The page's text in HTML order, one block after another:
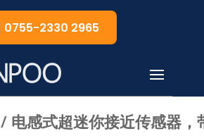
0755-2330 2965
/ 电感式超迷你接近传感器